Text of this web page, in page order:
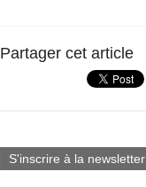
Partager cet article
S'inscrire à la newsletter